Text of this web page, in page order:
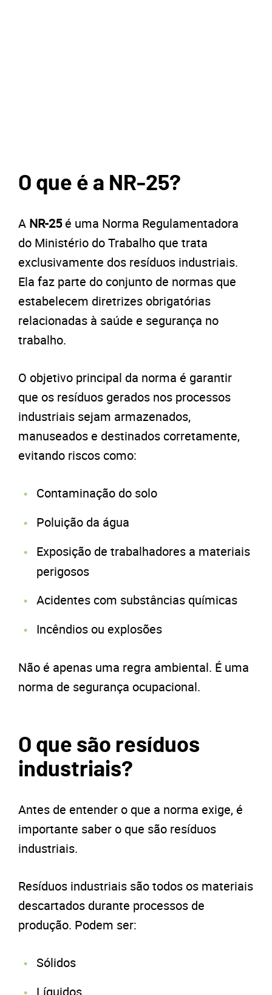
O que é a NR-25?
A NR-25é uma Norma Regulamentadora
do Ministério do Trabalho que trata
exclusivamente dos resíduos industriais.
Ela faz parte do conjunto de normas que
estabelecem diretrizes obrigatórias
relacionadas à saúde e segurança no
trabalho.
O objetivo principal da norma é garantir
que os resíduos gerados nos processos
industriais sejam armazenados,
manuseados e destinados corretamente,
evitando riscos como:
Contaminação do solo
Poluição da água
Exposição de trabalhadores a materiais
perigosos
Acidentes com substâncias químicas
Incêndios ou explosões
Não é apenas uma regra ambiental. É uma
norma de segurança ocupacional.
O que são resíduos
industriais?
Antes de entender o que a norma exige, é
importante saber o que são resíduos
industriais.
Resíduos industriais são todos os materiais
descartados durante processos de
produção. Podem ser:
Sólidos
Líquidos